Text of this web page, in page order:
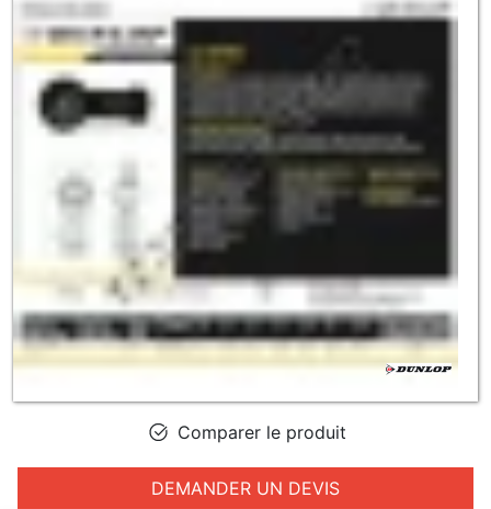
Comparer le produit
DEMANDER UN DEVIS